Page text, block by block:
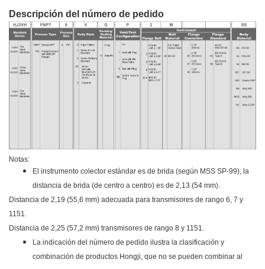
Descripción del número de pedido
Notas:
El instrumento colector estándar es de brida (según MSS SP-99), la
distancia de brida (de centro a centro) es de 2,13 (54 mm).
Distancia de 2,19 (55,6 mm) adecuada para transmisores de rango 6, 7 y
1151.
Distancia de 2,25 (57,2 mm) transmisores de rango 8 y 1151.
La indicación del número de pedido ilustra la clasificación y
combinación de productos Hongji, que no se pueden combinar al